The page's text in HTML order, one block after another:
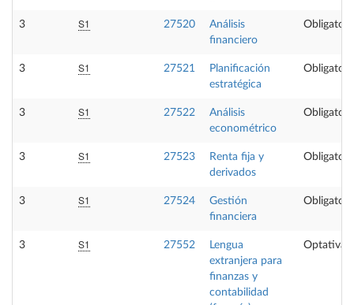
3 S1 27520
Análisis
financiero
3 S1 27521
Planificación
estratégica
3 S1 27522
Análisis
econométrico
3 S1 27523
Renta fija y
derivados
3 S1 27524
Gestión
financiera
3 S1 27552
Lengua
extranjera para
finanzas y
contabilidad
Optativa